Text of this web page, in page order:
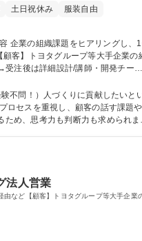
土日祝休み 服装自由
客】トヨタグループ等大手企業の
オンライン教育と上司との対話等
不問！）人づくりに貢献したいと
め、思考力も判断力も求められま
法人営業
など【顧客】トヨタグループ等大手企業